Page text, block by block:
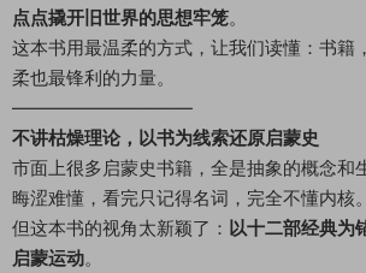
点点撬开旧世界的思想牢笼。
这本书用最温柔的方式，让我们读懂：书籍
柔也最锋利的力量。
——————————
不讲枯燥理论，以书为线索还原启蒙史
市面上很多启蒙史书籍，全是抽象的概念和
晦涩难懂，看完只记得名词，完全不懂内核。
但这本书的视角太新颖了： 以十二部经典为
启蒙运动。